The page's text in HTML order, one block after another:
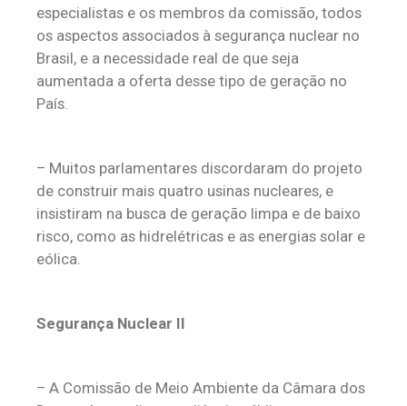
especialistas e os membros da comissão, todos
os aspectos associados à segurança nuclear no
Brasil, e a necessidade real de que seja
aumentada a oferta desse tipo de geração no
País.
– Muitos parlamentares discordaram do projeto
de construir mais quatro usinas nucleares, e
insistiram na busca de geração limpa e de baixo
risco, como as hidrelétricas e as energias solar e
eólica.
Segurança Nuclear II
– A Comissão de Meio Ambiente da Câmara dos